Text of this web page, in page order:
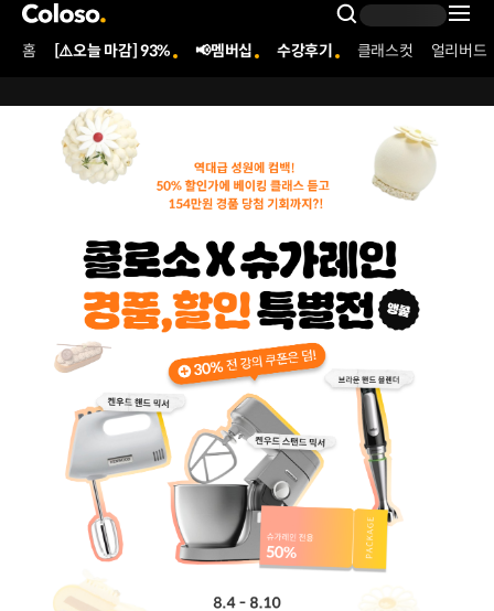
콜로소
Search
Coloso Menu
홈 [⚠️오늘 마감] 93% 📢멤버십 수강후기 클래스컷 얼리버드
[KR] 250725_콜로소X슈가레인 특별전-앵콜